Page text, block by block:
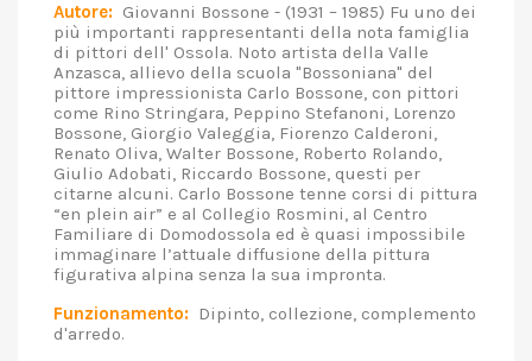
Autore: Giovanni Bossone - (1931 – 1985) Fu uno dei
più importanti rappresentanti della nota famiglia
di pittori dell' Ossola. Noto artista della Valle
Anzasca, allievo della scuola "Bossoniana" del
pittore impressionista Carlo Bossone, con pittori
come Rino Stringara, Peppino Stefanoni, Lorenzo
Bossone, Giorgio Valeggia, Fiorenzo Calderoni,
Renato Oliva, Walter Bossone, Roberto Rolando,
Giulio Adobati, Riccardo Bossone, questi per
citarne alcuni. Carlo Bossone tenne corsi di pittura
“en plein air” e al Collegio Rosmini, al Centro
Familiare di Domodossola ed è quasi impossibile
immaginare l’attuale diffusione della pittura
figurativa alpina senza la sua impronta.
Funzionamento: Dipinto, collezione, complemento
d'arredo.